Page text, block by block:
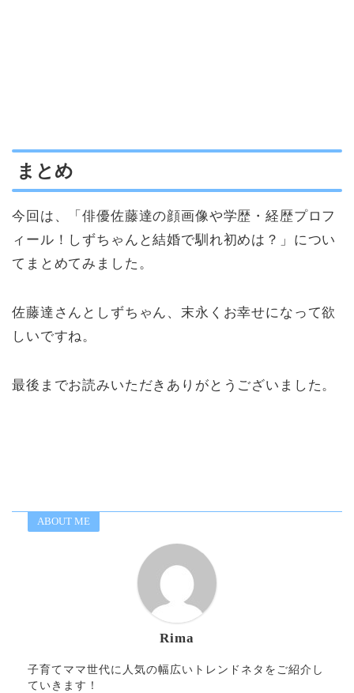
まとめ
今回は、「俳優佐藤達の顔画像や学歴・経歴プロフ
ィール！しずちゃんと結婚で馴れ初めは？」につい
てまとめてみました。
佐藤達さんとしずちゃん、末永くお幸せになって欲
しいですね。
最後までお読みいただきありがとうございました。
ABOUT ME
Rima
子育てママ世代に人気の幅広いトレンドネタをご紹介し
ていきます！